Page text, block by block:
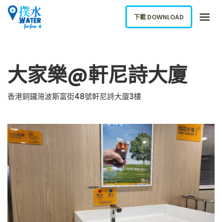
下載應用
網誌
ENGLISH
下載 DOWNLOAD
大家樂@軒尼詩大廈
香港銅鑼灣波斯富街48號軒尼詩大廈3樓
下載 DOWNLOAD